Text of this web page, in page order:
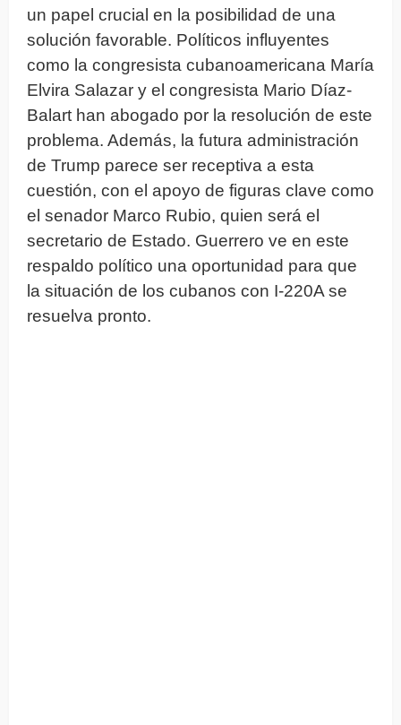
un papel crucial en la posibilidad de una
solución favorable. Políticos influyentes
como la congresista cubanoamericana María
Elvira Salazar y el congresista Mario Díaz-
Balart han abogado por la resolución de este
problema. Además, la futura administración
de Trump parece ser receptiva a esta
cuestión, con el apoyo de figuras clave como
el senador Marco Rubio, quien será el
secretario de Estado. Guerrero ve en este
respaldo político una oportunidad para que
la situación de los cubanos con I-220A se
resuelva pronto.